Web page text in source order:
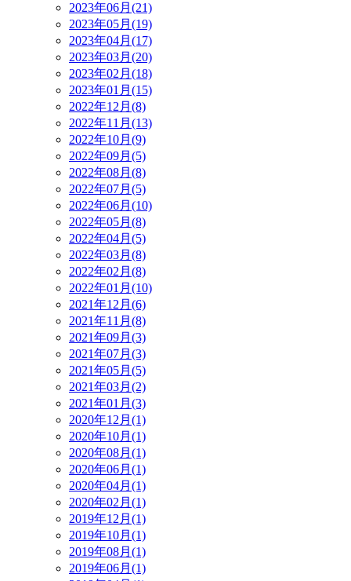
2023年06月(21)
2023年05月(19)
2023年04月(17)
2023年03月(20)
2023年02月(18)
2023年01月(15)
2022年12月(8)
2022年11月(13)
2022年10月(9)
2022年09月(5)
2022年08月(8)
2022年07月(5)
2022年06月(10)
2022年05月(8)
2022年04月(5)
2022年03月(8)
2022年02月(8)
2022年01月(10)
2021年12月(6)
2021年11月(8)
2021年09月(3)
2021年07月(3)
2021年05月(5)
2021年03月(2)
2021年01月(3)
2020年12月(1)
2020年10月(1)
2020年08月(1)
2020年06月(1)
2020年04月(1)
2020年02月(1)
2019年12月(1)
2019年10月(1)
2019年08月(1)
2019年06月(1)